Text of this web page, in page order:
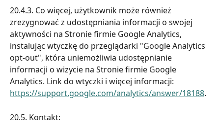
20.4.3. Co więcej, użytkownik może również
zrezygnować z udostępniania informacji o swojej
aktywności na Stronie firmie Google Analytics,
instalując wtyczkę do przeglądarki "Google Analytics
opt-out", która uniemożliwia udostępnianie
informacji o wizycie na Stronie firmie Google
Analytics. Link do wtyczki i więcej informacji:
https://support.google.com/analytics/answer/18188.
20.5. Kontakt: